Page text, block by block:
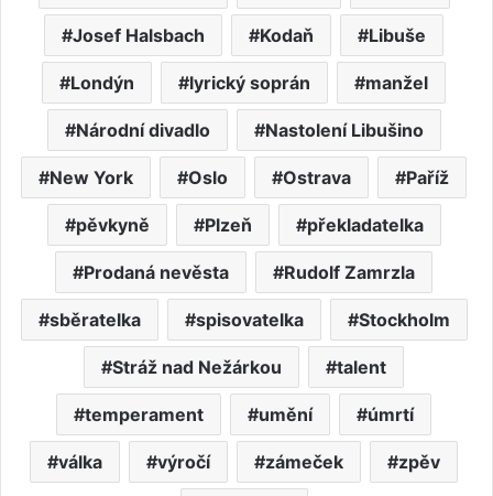
Josef Halsbach Kodaň Libuše
Londýn lyrický soprán manžel
Národní divadlo Nastolení Libušino
New York Oslo Ostrava Paříž
pěvkyně Plzeň překladatelka
Prodaná nevěsta Rudolf Zamrzla
sběratelka spisovatelka Stockholm
Stráž nad Nežárkou talent
temperament umění úmrtí
válka výročí zámeček zpěv